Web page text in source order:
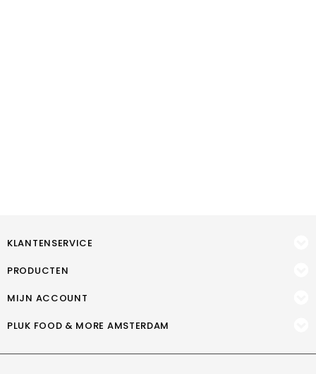
KLANTENSERVICE
PRODUCTEN
MIJN ACCOUNT
PLUK FOOD & MORE AMSTERDAM